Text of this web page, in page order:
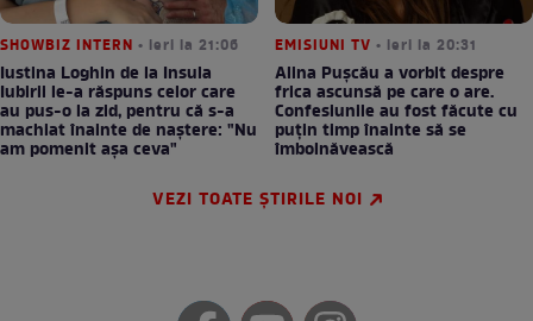
SHOWBIZ INTERN • ieri la 21:06
Iustina Loghin de la Insula
Iubirii le-a răspuns celor care
au pus-o la zid, pentru că s-a
machiat înainte de naștere: "Nu
am pomenit așa ceva"
EMISIUNI TV • ieri la 20:31
Alina Pușcău a vorbit despre
frica ascunsă pe care o are.
Confesiunile au fost făcute cu
puțin timp înainte să se
îmbolnăvească
VEZI TOATE ȘTIRILE NOI